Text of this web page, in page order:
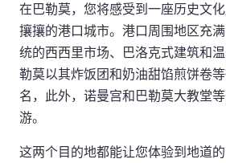
在巴勒莫，您将感受到一座历史文
攘攘的港口城市。港口周围地区充
统的西西里市场、巴洛克式建筑和
勒莫以其炸饭团和奶油甜馅煎饼卷
名，此外，诺曼宫和巴勒莫大教堂
游。
这两个目的地都能让您体验到地道